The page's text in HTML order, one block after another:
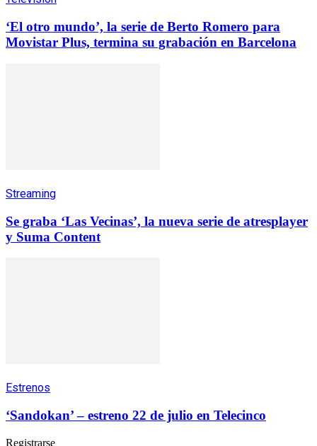
‘El otro mundo’, la serie de Berto Romero para
Movistar Plus, termina su grabación en Barcelona
Streaming
Se graba ‘Las Vecinas’, la nueva serie de atresplayer
y Suma Content
Estrenos
‘Sandokan’ – estreno 22 de julio en Telecinco
Registrarse